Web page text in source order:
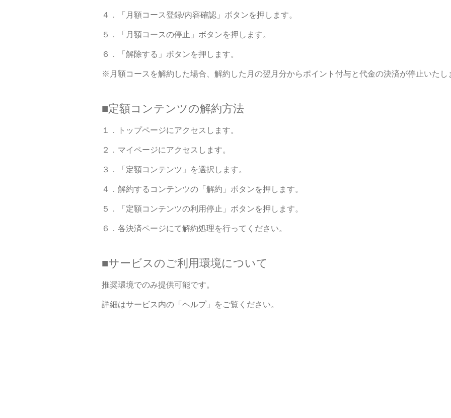
４．「月額コース登録/内容確認」ボタンを押します。
５．「月額コースの停止」ボタンを押します。
６．「解除する」ボタンを押します。
※月額コースを解約した場合、解約した月の翌月分からポイント付与と代金の決済が停止いたし
■定額コンテンツの解約方法
１．トップページにアクセスします。
２．マイページにアクセスします。
３．「定額コンテンツ」を選択します。
４．解約するコンテンツの「解約」ボタンを押します。
５．「定額コンテンツの利用停止」ボタンを押します。
６．各決済ページにて解約処理を行ってください。
■サービスのご利用環境について
推奨環境でのみ提供可能です。
詳細はサービス内の「ヘルプ」をご覧ください。